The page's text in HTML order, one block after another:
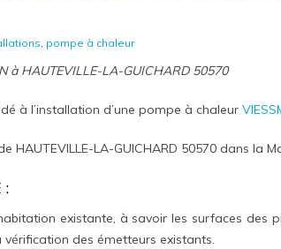
pompe à chaleur
à HAUTEVILLE-LA-GUICHARD 50570
à l’installation d’une pompe à chaleur
LA-GUICHARD 50570 dans la
:
existante, à savoir les surfaces des
des émetteurs existants.